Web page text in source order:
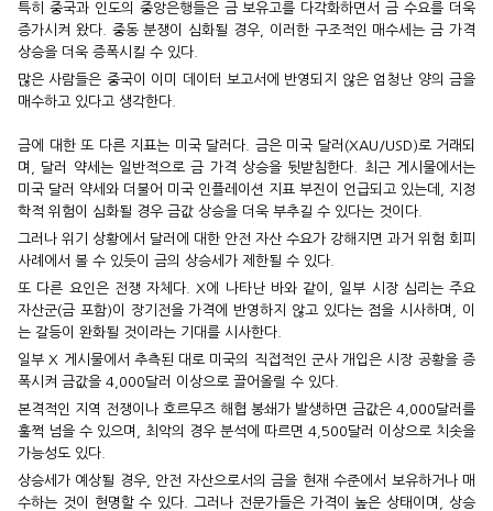
특히 중국과 인도의 중앙은행들은 금 보유고를 다각화하면서 금 수요를 더욱
증가시켜 왔다. 중동 분쟁이 심화될 경우, 이러한 구조적인 매수세는 금 가격
상승을 더욱 증폭시킬 수 있다.
많은 사람들은 중국이 이미 데이터 보고서에 반영되지 않은 엄청난 양의 금을
매수하고 있다고 생각한다.
금에 대한 또 다른 지표는 미국 달러다. 금은 미국 달러(XAU/USD)로 거래되
며, 달러 약세는 일반적으로 금 가격 상승을 뒷받침한다. 최근 게시물에서는
미국 달러 약세와 더불어 미국 인플레이션 지표 부진이 언급되고 있는데, 지정
학적 위험이 심화될 경우 금값 상승을 더욱 부추길 수 있다는 것이다.
그러나 위기 상황에서 달러에 대한 안전 자산 수요가 강해지면 과거 위험 회피
사례에서 볼 수 있듯이 금의 상승세가 제한될 수 있다.
또 다른 요인은 전쟁 자체다. X에 나타난 바와 같이, 일부 시장 심리는 주요
자산군(금 포함)이 장기전을 가격에 반영하지 않고 있다는 점을 시사하며, 이
는 갈등이 완화될 것이라는 기대를 시사한다.
일부 X 게시물에서 추측된 대로 미국의 직접적인 군사 개입은 시장 공황을 증
폭시켜 금값을 4,000달러 이상으로 끌어올릴 수 있다.
본격적인 지역 전쟁이나 호르무즈 해협 봉쇄가 발생하면 금값은 4,000달러를
훌쩍 넘을 수 있으며, 최악의 경우 분석에 따르면 4,500달러 이상으로 치솟을
가능성도 있다.
상승세가 예상될 경우, 안전 자산으로서의 금을 현재 수준에서 보유하거나 매
수하는 것이 현명할 수 있다. 그러나 전문가들은 가격이 높은 상태이며, 상승